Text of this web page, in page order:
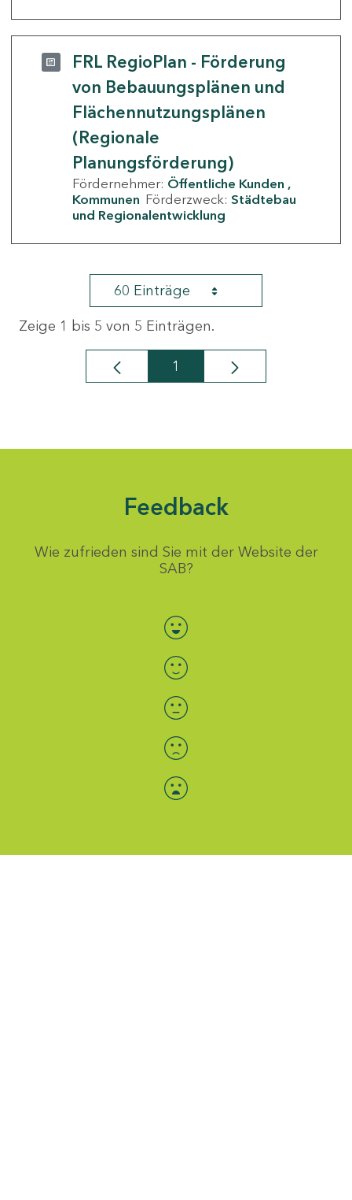
FRL RegioPlan - Förderung
von Bebauungsplänen und
Flächennutzungsplänen
(Regionale
Planungsförderung)
Fördernehmer: Öffentliche Kunden
Kommunen Förderzweck: Städtebau
und Regionalentwicklung
60 Einträge
Zeige 1 bis 5 von 5 Einträgen.
Seite
1
Feedback
Wie zufrieden sind Sie mit der Website der
SAB?
Bewertung auswählen